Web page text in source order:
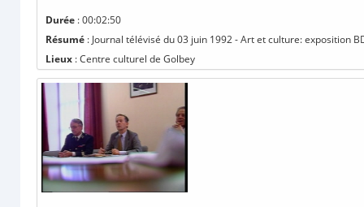
Durée : 00:02:50
Résumé : Journal télévisé du 03 juin 1992 - Art et culture: exposition
Lieux : Centre culturel de Golbey